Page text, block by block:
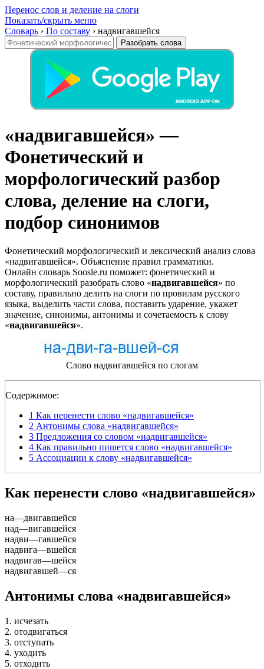
Перенос слов и деление на слоги
Показать/скрыть меню
Словарь › По составу › надвигавшейся
Разобрать слова
«надвигавшейся» —
Фонетический и
морфологический разбор
слова, деление на слоги,
подбор синонимов
Фонетический морфологический и лексический анализ слова
«надвигавшейся». Объяснение правил грамматики.
Онлайн словарь Soosle.ru поможет: фонетический и
морфологический разобрать слово «надвигавшейся» по
составу, правильно делить на слоги по провилам русского
языка, выделить части слова, поставить ударение, укажет
значение, синонимы, антонимы и сочетаемость к слову
«надвигавшейся».
Слово надвигавшейся по слогам
Содержимое:
1 Как перенести слово «надвигавшейся»
2 Антонимы слова «надвигавшейся»
3 Предложения со словом «надвигавшейся»
4 Как правильно пишется слово «надвигавшейся»
5 Ассоциации к слову «надвигавшейся»
Как перенести слово «надвигавшейся»
на—двигавшейся
над—вигавшейся
надви—гавшейся
надвига—вшейся
надвигав—шейся
надвигавшей—ся
Антонимы слова «надвигавшейся»
1. исчезать
2. отодвигаться
3. отступать
4. уходить
5. отходить